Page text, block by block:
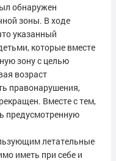
обнаружен
зоны. В ходе
указанный
которые вместе
зону с целью
возраст
правонарушения,
Вместе с тем,
предусмотренную
летательные
иметь при себе и